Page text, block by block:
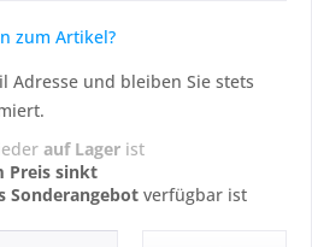
zum Artikel?
Adresse und bleiben Sie stets
auf Lager ist
Preis sinkt
Sonderangebot verfügbar ist